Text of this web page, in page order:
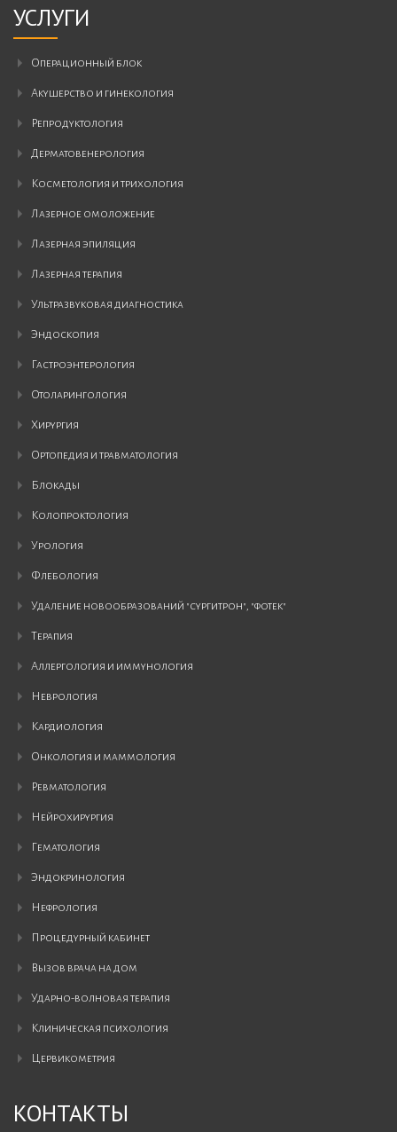
УСЛУГИ
операционный блок
акушерство и гинекология
репродуктология
дерматовенерология
косметология и трихология
лазерное омоложение
лазерная эпиляция
лазерная терапия
ультразвуковая диагностика
эндоскопия
гастроэнтерология
отоларингология
хирургия
ортопедия и травматология
блокады
колопроктология
урология
флебология
удаление новообразований "сургитрон", "фотек"
терапия
аллергология и иммунология
неврология
кардиология
онкология и маммология
ревматология
нейрохирургия
гематология
эндокринология
нефрология
процедурный кабинет
вызов врача на дом
ударно-волновая терапия
клиническая психология
цервикометрия
КОНТАКТЫ